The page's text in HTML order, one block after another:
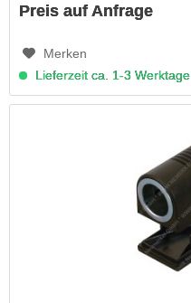
Preis auf Anfrage
Merken
Lieferzeit ca. 1-3 Werktage